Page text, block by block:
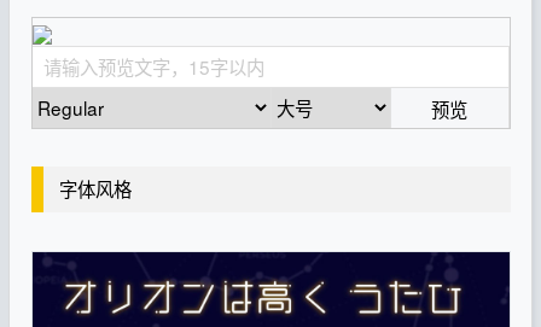
预览
字体风格